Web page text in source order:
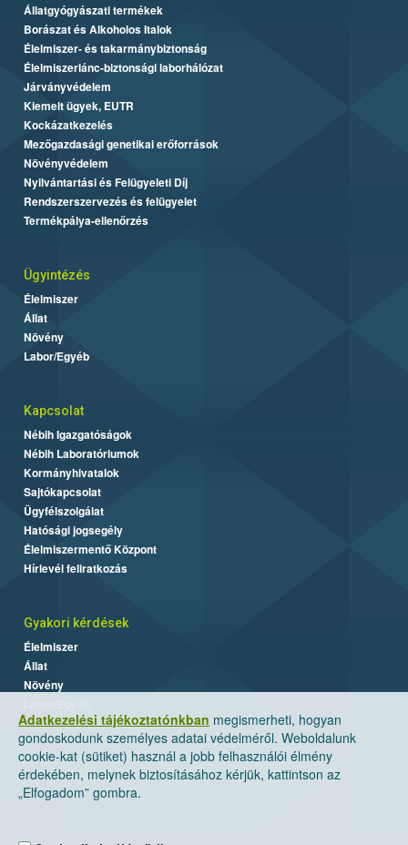
Adatkezelési tájékoztatónkban megismerheti, hogyan
gondoskodunk személyes adatai védelméről. Weboldalunk
cookie-kat (sütiket) használ a jobb felhasználói élmény
érdekében, melynek biztosításához kérjük, kattintson az
„Elfogadom” gombra.
Állatgyógyászati termékek
Borászat és Alkoholos Italok
Élelmiszer- és takarmánybiztonság
Élelmiszerlánc-biztonsági laborhálózat
Járványvédelem
Kiemelt ügyek, EUTR
Kockázatkezelés
Mezőgazdasági genetikai erőforrások
Növényvédelem
Nyilvántartási és Felügyeleti Díj
Rendszerszervezés és felügyelet
Termékpálya-ellenőrzés
Ügyintézés
Élelmiszer
Állat
Növény
Labor/Egyéb
Kapcsolat
Nébih Igazgatóságok
Nébih Laboratóriumok
Kormányhivatalok
Sajtókapcsolat
Ügyfélszolgálat
Hatósági jogsegély
Élelmiszermentő Központ
Hírlevél feliratkozás
Gyakori kérdések
Élelmiszer
Állat
Növény